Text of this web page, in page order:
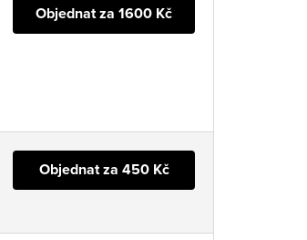
Objednat za 1600 Kč
Objednat za 450 Kč